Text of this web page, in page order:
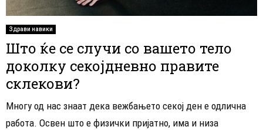
Здрави навики
Што ќе се случи со вашето тело
доколку секојдневно правите
склекови?
Многу од нас знаат дека вежбањето секој ден е одлична
работа. Освен што е физички пријатно, има и низа